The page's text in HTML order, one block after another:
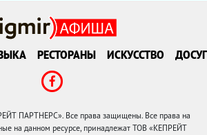
РЕСТОРАНЫ ИСКУССТВО ДОСУГ
ПАРТНЕРС». Все права защищены. Все права на
на данном ресурсе, принадлежат ТОВ «КЕПРЕЙТ